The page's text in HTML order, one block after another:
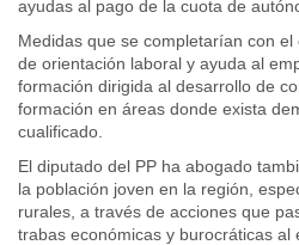
ayudas al pago de la cuota de
Medidas que se completarían con
de orientación laboral y ayuda al
formación dirigida al desarrollo de
formación en áreas donde exista
cualificado.
El diputado del PP ha abogado
la población joven en la región,
rurales, a través de acciones que
trabas económicas y burocráticas al